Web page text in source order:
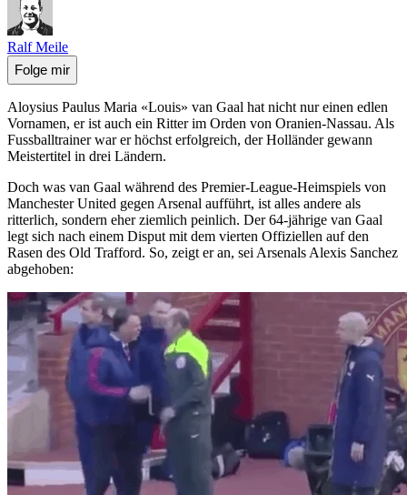
Ralf Meile
Folge mir
Aloysius Paulus Maria «Louis» van Gaal hat nicht nur einen edlen
Vornamen, er ist auch ein Ritter im Orden von Oranien-Nassau. Als
Fussballtrainer war er höchst erfolgreich, der Holländer gewann
Meistertitel in drei Ländern.
Doch was van Gaal während des Premier-League-Heimspiels von
Manchester United gegen Arsenal aufführt, ist alles andere als
ritterlich, sondern eher ziemlich peinlich. Der 64-jährige van Gaal
legt sich nach einem Disput mit dem vierten Offiziellen auf den
Rasen des Old Trafford. So, zeigt er an, sei Arsenals Alexis Sanchez
abgehoben: